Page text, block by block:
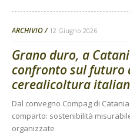
ARCHIVIO 12 Giugno 2026
Grano duro, a
confronto sul futuro
cerealicoltura
Dal convegno Compag di
comparto: sostenibilità
organizzate